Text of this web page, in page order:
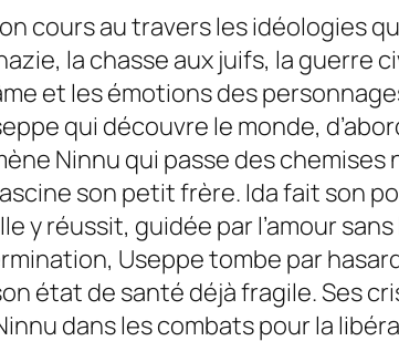
cours au travers les idéologies
la chasse aux juifs, la
et les émotions des
qui découvre le monde,
Ninnu qui passe des
son petit frère. Ida fait son
y réussit, guidée par l’amour
Useppe tombe par
état de santé déjà fragile. Ses
dans les combats pour la